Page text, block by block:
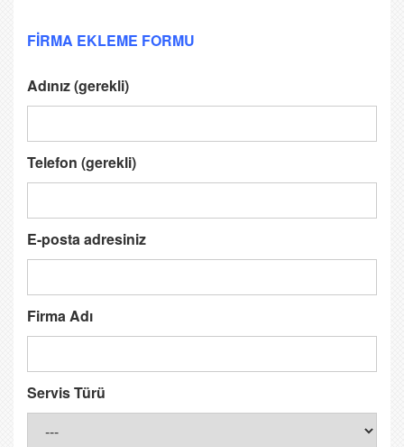
FİRMA EKLEME FORMU
Adınız (gerekli)
Telefon (gerekli)
E-posta adresiniz
Firma Adı
Servis Türü